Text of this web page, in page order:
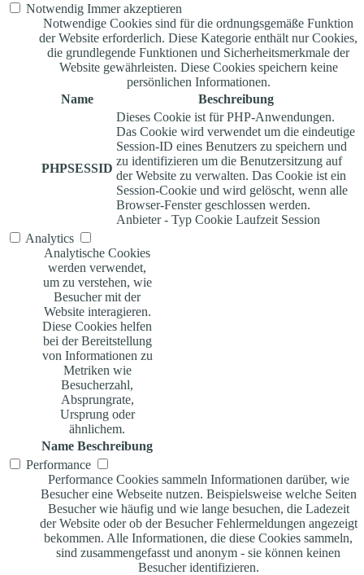
Notwendig Immer akzeptieren
Notwendige Cookies sind für die ordnungsgemäße Funktion
der Website erforderlich. Diese Kategorie enthält nur Cookies,
die grundlegende Funktionen und Sicherheitsmerkmale der
Website gewährleisten. Diese Cookies speichern keine
persönlichen Informationen.
Name
Beschreibung
PHPSESSID
Dieses Cookie ist für PHP-Anwendungen.
Das Cookie wird verwendet um die eindeutige
Session-ID eines Benutzers zu speichern und
zu identifizieren um die Benutzersitzung auf
der Website zu verwalten. Das Cookie ist ein
Session-Cookie und wird gelöscht, wenn alle
Browser-Fenster geschlossen werden.
Anbieter - Typ Cookie Laufzeit Session
Analytics
Analytische Cookies
werden verwendet,
um zu verstehen, wie
Besucher mit der
Website interagieren.
Diese Cookies helfen
bei der Bereitstellung
von Informationen zu
Metriken wie
Besucherzahl,
Absprungrate,
Ursprung oder
ähnlichem.
Name Beschreibung
Performance
Performance Cookies sammeln Informationen darüber, wie
Besucher eine Webseite nutzen. Beispielsweise welche Seiten
Besucher wie häufig und wie lange besuchen, die Ladezeit
der Website oder ob der Besucher Fehlermeldungen angezeigt
bekommen. Alle Informationen, die diese Cookies sammeln,
sind zusammengefasst und anonym - sie können keinen
Besucher identifizieren.